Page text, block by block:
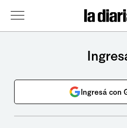
Ingresá con